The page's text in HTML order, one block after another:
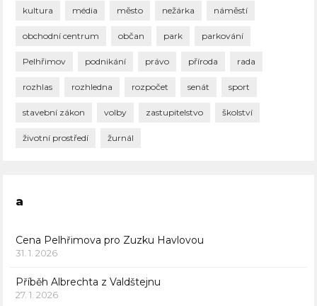
kultura média město nežárka náměstí
obchodní centrum občan park parkování
Pelhřimov podnikání právo příroda rada
rozhlas rozhledna rozpočet senát sport
stavební zákon volby zastupitelstvo školství
životní prostředí žurnál
a
Cena Pelhřimova pro Zuzku Havlovou
31. 1. 2026
Příběh Albrechta z Valdštejnu
27. 1. 2026